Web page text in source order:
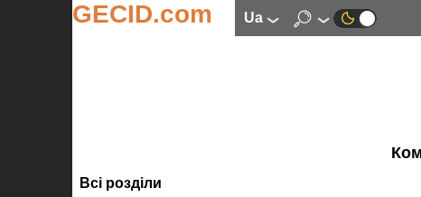
GECID.com ua
Всі розділи